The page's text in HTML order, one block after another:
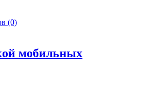
(0)
мобильных